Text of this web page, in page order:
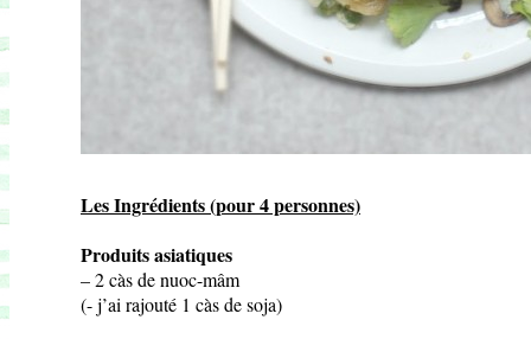
Les Ingrédients (pour 4 personnes)
Produits asiatiques
– 2 càs de nuoc-mâm
(- j’ai rajouté 1 càs de soja)